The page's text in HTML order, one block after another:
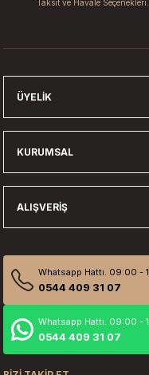
Taksit ve Havale Seçenekleri.
ÜYELIK
KURUMSAL
ALIŞVERIŞ
Whatsapp Hattı. 09:00 -
0544 409 31 07
Whatsapp Hattı. 09:00 -
0544 409 31 07